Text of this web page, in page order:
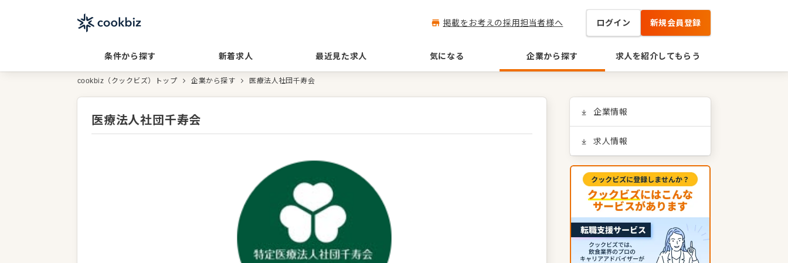
掲載をお考えの採用担当者様へ ログイン 新規会員登録
条件から探す 新着求人 最近見た求人 気になる 企業から探す 求人を紹介してもらう
cookbiz（クックビズ）トップ 企業から探す 医療法人社団千寿会
医療法人社団千寿会
企業情報
求人情報